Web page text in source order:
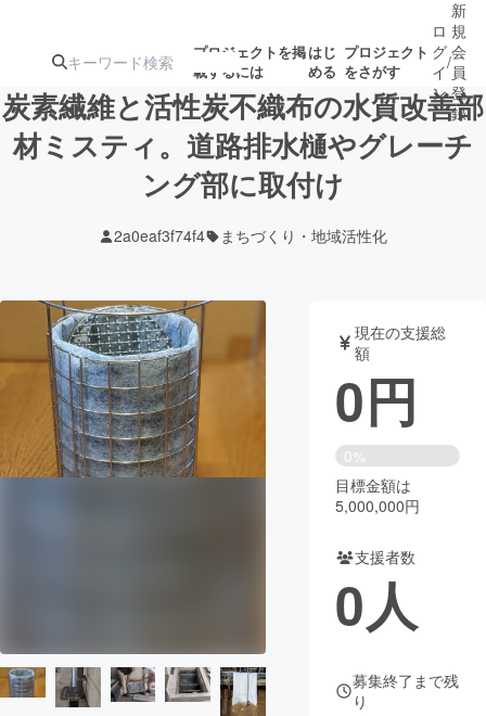
プロジェクトを掲
載するには
はじ
める
プロジェクト
をさがす
注目のリ 注目の新着プロ 募集終了が近いプ
ロジェクト
テクノロジー・ガジェット
映像・映画 書籍・雑誌
ビジネス・起業 チャレンジ
CAMPFIRE Creation
コミュニティ
ロ
グ
イ
ン
/
新
規
会
員
登
録
炭素繊維と活性炭不織布の水質改善部
材ミスティ。道路排水樋やグレーチ
ング部に取付け
2a0eaf3f74f4 まちづくり・地域活性化
現在の支援総
額
0円
0%
目標金額は
5,000,000円
支援者数
0人
募集終了まで残
り